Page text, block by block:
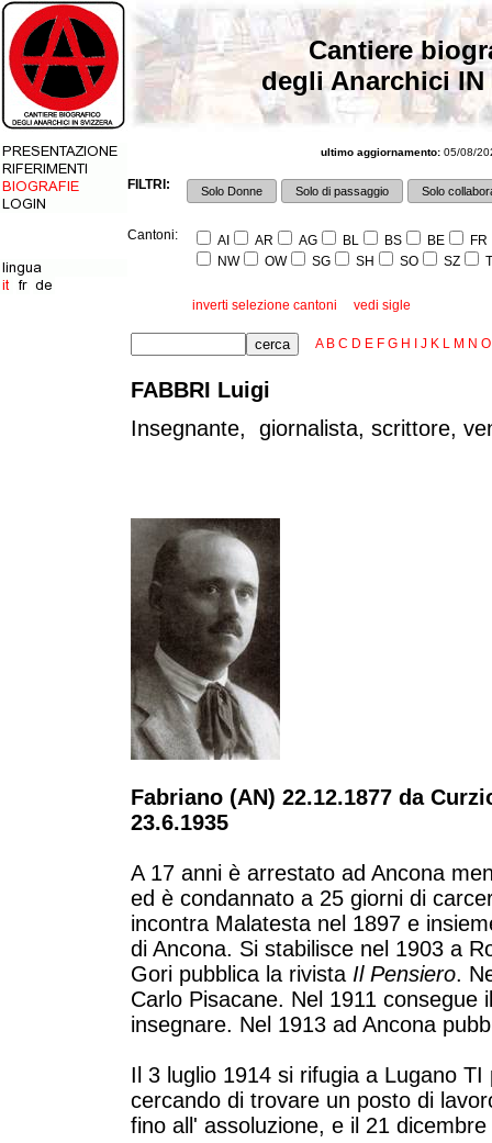
Cantiere
degli Anarchici IN
ultimo aggiornamento: 05/08/
FILTRI: Solo Donne Solo di passaggio Solo
Cantoni: AI AR AG BL BS BE
FR
NW
OW SG SH SO SZ
inverti selezione cantoni vedi sigle
A B C D E F G H J K L M N O
FABBRI Luigi
Insegnante, giornalista, scrittore,
Fabriano (AN) 22.12.1877 da
23.6.1935
A 17 anni è arrestato ad Ancona
ed è condannato a 25 giorni di
incontra Malatesta nel 1897 e
di Ancona. Si stabilisce nel 1903 a
Gori pubblica la rivista Il Pensiero.
Carlo Pisacane. Nel 1911 consegue
insegnare. Nel 1913 ad Ancona
Il 3 luglio 1914 si rifugia a Lugano
cercando di trovare un posto di
fino all' assoluzione, e il 21